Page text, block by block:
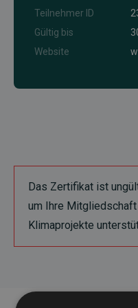
Teilnehmer ID
Gültig bis
Website
Das Zertifikat ist
um Ihre
Klimaprojekte